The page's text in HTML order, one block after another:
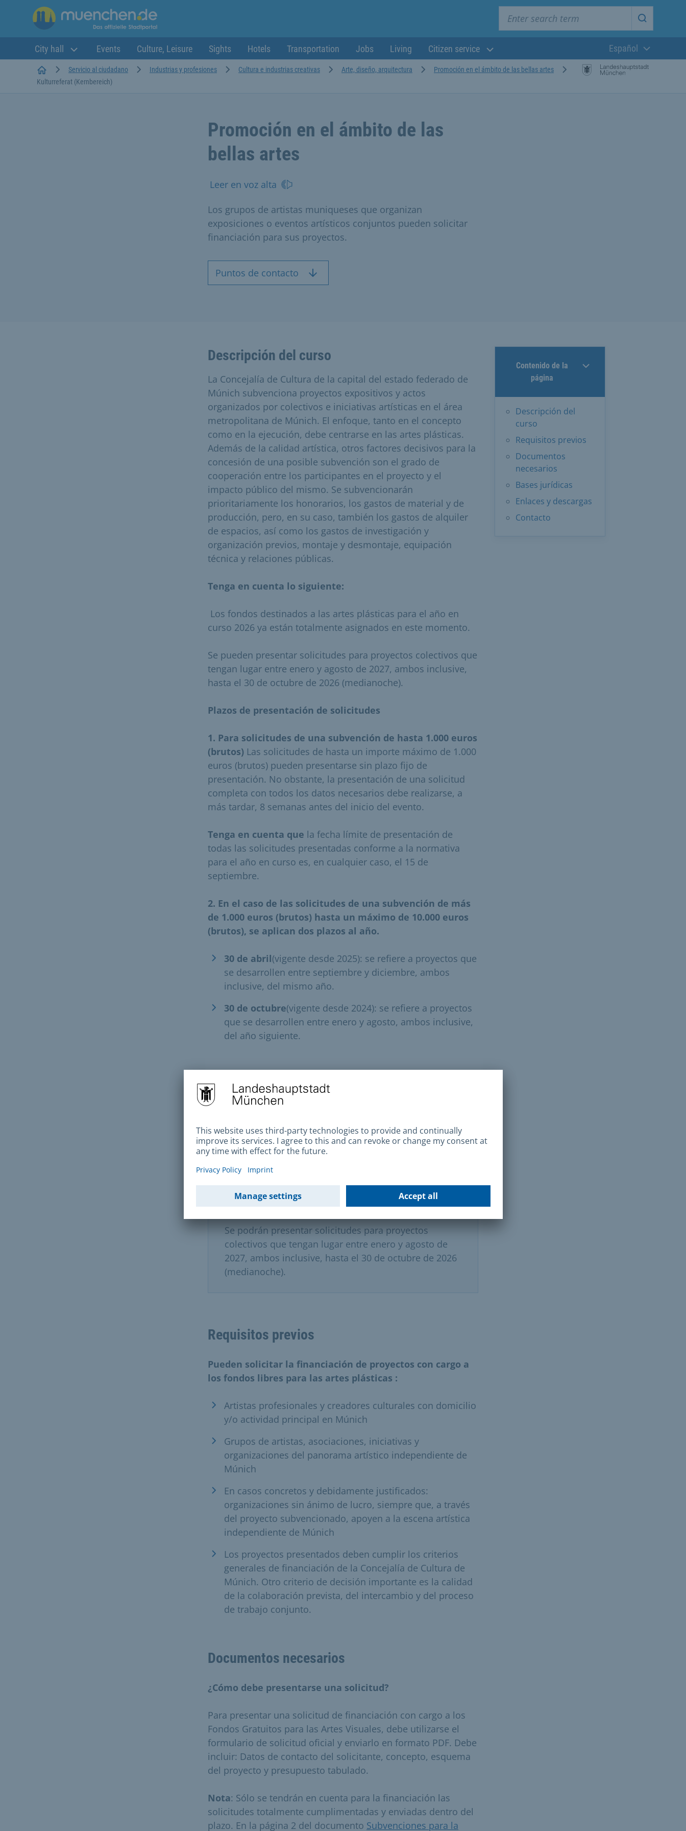
Start
City hall Events Culture, Leisure Sights Hotels Transportation Jobs Living Citizen service
Lengua actual:
Español
StartseiteServicio al ciudadano Industrias y profesiones Cultura e industrias creativas Arte, diseño, arquitectura
Promoción en el ámbito de las bellas artes
Kulturreferat (Kernbereich)
Promoción en el ámbito de las
bellas artes
Leer en voz alta
Los grupos de artistas muniqueses que organizan
exposiciones o eventos artísticos conjuntos pueden solicitar
financiación para sus proyectos.
Puntos de contacto
Contenido de la
página
Descripción del
curso
Requisitos previos
Documentos
necesarios
Bases jurídicas
Enlaces y descargas
Contacto
Descripción del curso
La Concejalía de Cultura de la capital del estado federado de
Múnich subvenciona proyectos expositivos y actos
organizados por colectivos e iniciativas artísticas en el área
metropolitana de Múnich. El enfoque, tanto en el concepto
como en la ejecución, debe centrarse en las artes plásticas.
Además de la calidad artística, otros factores decisivos para la
concesión de una posible subvención son el grado de
cooperación entre los participantes en el proyecto y el
impacto público del mismo. Se subvencionarán
prioritariamente los honorarios, los gastos de material y de
producción, pero, en su caso, también los gastos de alquiler
de espacios, así como los gastos de investigación y
organización previos, montaje y desmontaje, equipación
técnica y relaciones públicas.
Tenga en cuenta lo siguiente:
​ Los fondos destinados a las artes plásticas para el año en
curso 2026 ya están totalmente asignados en este momento.
Se pueden presentar solicitudes para proyectos colectivos que
tengan lugar entre enero y agosto de 2027, ambos inclusive,
hasta el 30 de octubre de 2026 (medianoche).
Plazos de presentación de solicitudes
1. Para solicitudes de una subvención de hasta 1.000 euros
(brutos) Las solicitudes de hasta un importe máximo de 1.000
euros (brutos) pueden presentarse sin plazo fijo de
presentación. No obstante, la presentación de una solicitud
completa con todos los datos necesarios debe realizarse, a
más tardar, 8 semanas antes del inicio del evento.
Tenga en cuenta que la fecha límite de presentación de
todas las solicitudes presentadas conforme a la normativa
para el año en curso es, en cualquier caso, el 15 de
septiembre.
2. En el caso de las solicitudes de una subvención de más
de 1.000 euros (brutos) hasta un máximo de 10.000 euros
(brutos), se aplican dos plazos al año.
30 de abril(vigente desde 2025): se refiere a proyectos que
se desarrollen entre septiembre y diciembre, ambos
inclusive, del mismo año.
30 de octubre(vigente desde 2024): se refiere a proyectos
que se desarrollen entre enero y agosto, ambos inclusive,
del año siguiente.
Nota importante
Nota importante
Tenga en cuenta lo siguiente:
Los fondos destinados a las artes plásticas para el año
en curso, 2026, ya están totalmente asignados en este
momento.
Se podrán presentar solicitudes para proyectos
colectivos que tengan lugar entre enero y agosto de
2027, ambos inclusive, hasta el 30 de octubre de 2026
(medianoche).
Requisitos previos
Pueden solicitar la financiación de proyectos con cargo a
los fondos libres para las artes plásticas :
Artistas profesionales y creadores culturales con domicilio
y/o actividad principal en Múnich
Grupos de artistas, asociaciones, iniciativas y
organizaciones del panorama artístico independiente de
Múnich
En casos concretos y debidamente justificados:
organizaciones sin ánimo de lucro, siempre que, a través
del proyecto subvencionado, apoyen a la escena artística
independiente de Múnich
Los proyectos presentados deben cumplir los criterios
generales de financiación de la Concejalía de Cultura de
Múnich. Otro criterio de decisión importante es la calidad
de la colaboración prevista, del intercambio y del proceso
de trabajo conjunto.
Documentos necesarios
¿Cómo debe presentarse una solicitud?
Para presentar una solicitud de financiación con cargo a los
Fondos Gratuitos para las Artes Visuales, debe utilizarse el
formulario de solicitud oficial y enviarlo en formato PDF. Debe
incluir: Datos de contacto del solicitante, concepto, esquema
del proyecto y presupuesto tabulado.
Nota: Sólo se tendrán en cuenta para la financiación las
solicitudes totalmente cumplimentadas y enviadas dentro del
plazo. En la página 2 del documento Subvenciones para la